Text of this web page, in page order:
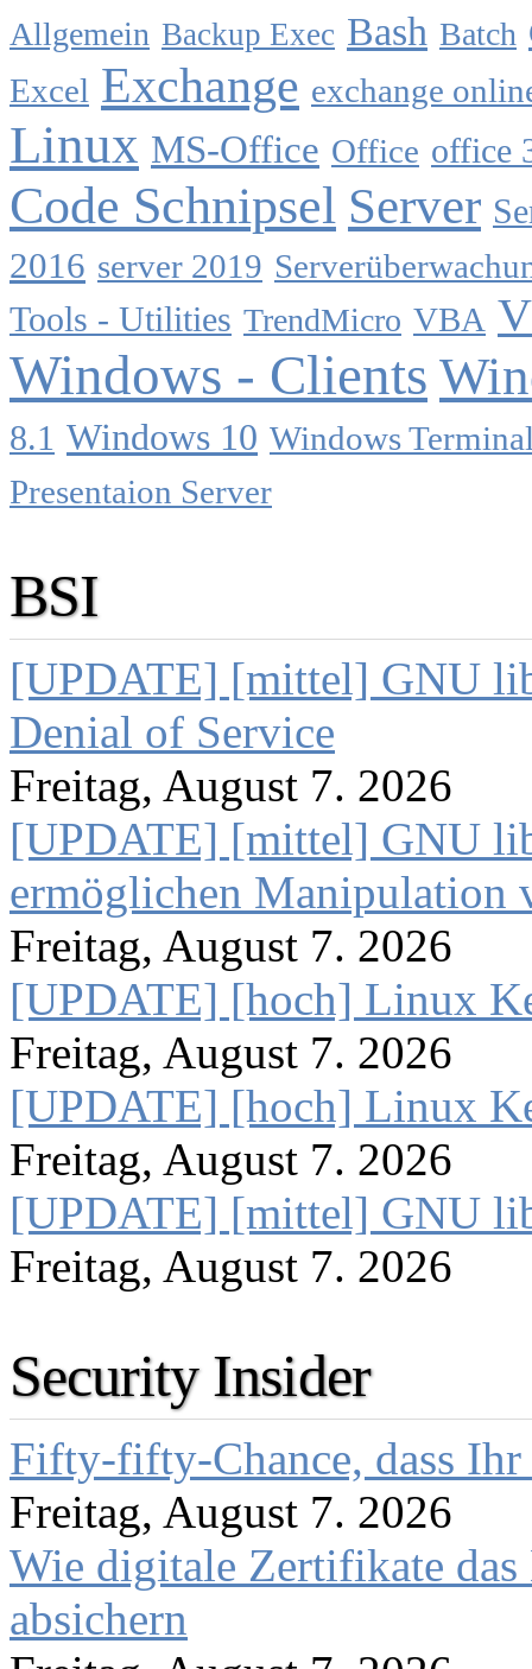
Allgemein Backup Exec Bash Batch
Excel Exchange exchange
Linux MS-Office Office office
Code Schnipsel Server
2016 server 2019
Tools - Utilities TrendMicro VBA
Windows - Clients
8.1 Windows 10 Windows
Presentaion Server
BSI
[UPDATE] [mittel] GNU
Denial of Service
Freitag, August 7. 2026
[UPDATE] [mittel] GNU
ermöglichen Manipulation
Freitag, August 7. 2026
[UPDATE] [hoch] Linux
Freitag, August 7. 2026
[UPDATE] [hoch] Linux
Freitag, August 7. 2026
[UPDATE] [mittel] GNU
Freitag, August 7. 2026
Security Insider
Fifty-fifty-Chance, dass
Freitag, August 7. 2026
Wie digitale Zertifikate
absichern